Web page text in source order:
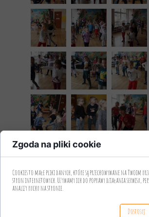
Zgoda na pliki cookie
Cookies to małe pliki danych, które są przechowywane na Twoim
stron internetowych. Używamy ich do poprawy działania serwisu,
analizy ruchu na stronie.
Dostosuj